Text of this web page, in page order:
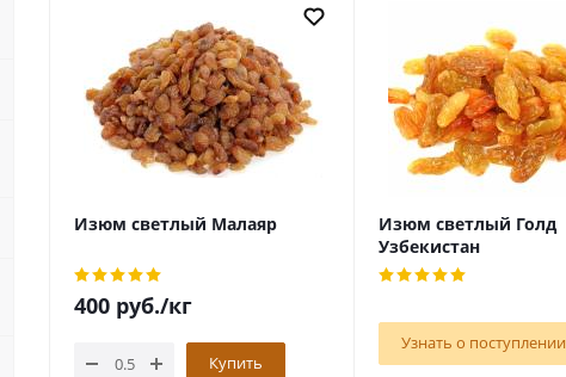
Изюм светлый Малаяр
400 руб./кг
Купить
Изюм светлый Голд
Узбекистан
Узнать о поступлении